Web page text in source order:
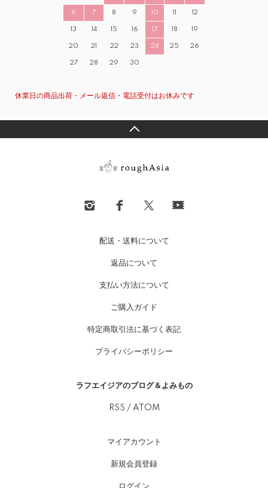
6 7 8 9 10 11 12
13 14 15 16 17 18 19
20 21 22 23 24 25 26
27 28 29 30
休業日の商品出荷・メール返信・電話受付はお休みです
配送・送料について
返品について
支払い方法について
ご購入ガイド
特定商取引法に基づく表記
プライバシーポリシー
ラフエイジアのブログ＆よみもの
RSS / ATOM
マイアカウント
新規会員登録
ログイン